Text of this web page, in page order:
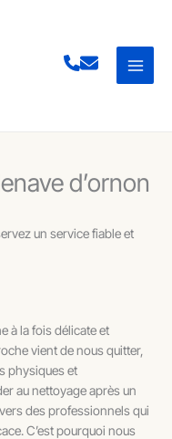
d’ornon
un service fiable et
à la fois délicate et
vient de nous quitter,
physiques et
au nettoyage après un
des professionnels qui
C’est pourquoi nous